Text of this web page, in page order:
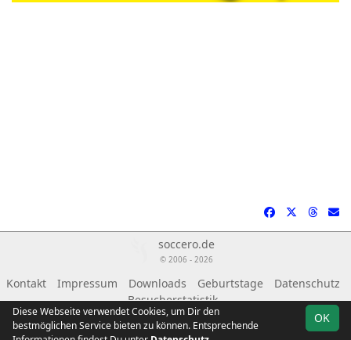
soccero.de
© 2006 - 2026
Kontakt Impressum Downloads Geburtstage
Datenschutz
Besucherstatistik
OK
Diese Webseite verwendet Cookies, um Dir den
bestmöglichen Service bieten zu können. Entsprechende